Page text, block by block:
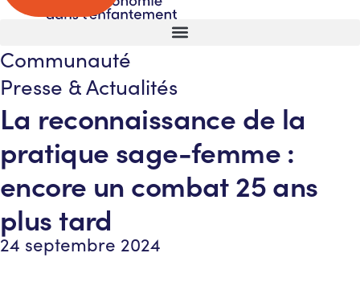
Communauté
Presse & Actualités
La reconnaissance de la
pratique sage-femme :
encore un combat 25 ans
plus tard
24 septembre 2024